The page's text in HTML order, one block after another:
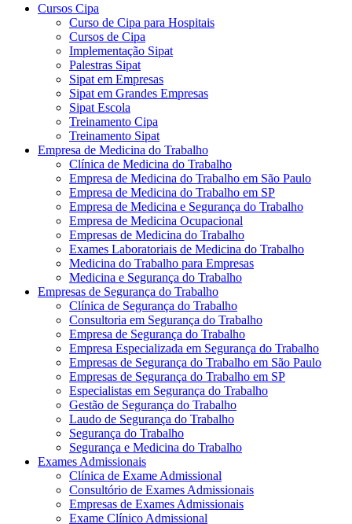
Cursos Cipa
Curso de Cipa para Hospitais
Cursos de Cipa
Implementação Sipat
Palestras Sipat
Sipat em Empresas
Sipat em Grandes Empresas
Sipat Escola
Treinamento Cipa
Treinamento Sipat
Empresa de Medicina do Trabalho
Clínica de Medicina do Trabalho
Empresa de Medicina do Trabalho em São Paulo
Empresa de Medicina do Trabalho em SP
Empresa de Medicina e Segurança do Trabalho
Empresa de Medicina Ocupacional
Empresas de Medicina do Trabalho
Exames Laboratoriais de Medicina do Trabalho
Medicina do Trabalho para Empresas
Medicina e Segurança do Trabalho
Empresas de Segurança do Trabalho
Clínica de Segurança do Trabalho
Consultoria em Segurança do Trabalho
Empresa de Segurança do Trabalho
Empresa Especializada em Segurança do Trabalho
Empresas de Segurança do Trabalho em São Paulo
Empresas de Segurança do Trabalho em SP
Especialistas em Segurança do Trabalho
Gestão de Segurança do Trabalho
Laudo de Segurança do Trabalho
Segurança do Trabalho
Segurança e Medicina do Trabalho
Exames Admissionais
Clínica de Exame Admissional
Consultório de Exames Admissionais
Empresas de Exames Admissionais
Exame Clínico Admissional